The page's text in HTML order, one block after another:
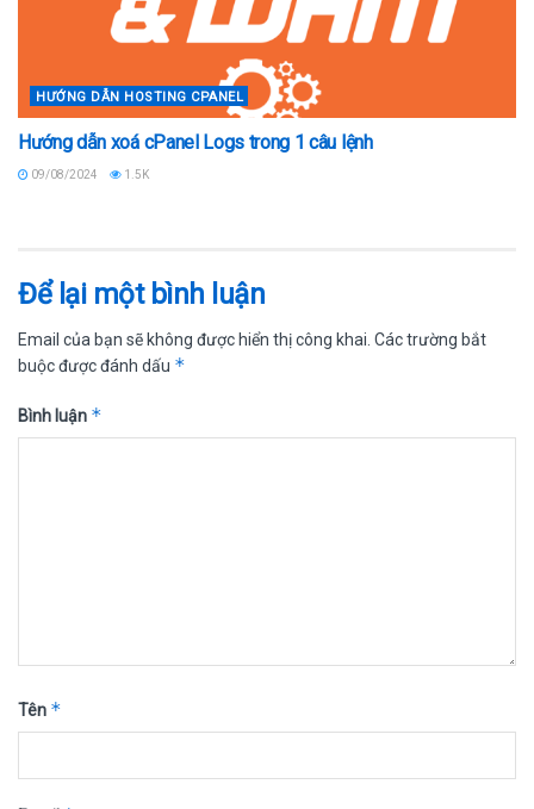
HƯỚNG DẪN HOSTING CPANEL
Hướng dẫn xoá cPanel Logs trong 1 câu lệnh
09/08/2024 1.5K
Để lại một bình luận
Email của bạn sẽ không được hiển thị công khai. Các trường bắt
buộc được đánh dấu *
Bình luận *
Tên *